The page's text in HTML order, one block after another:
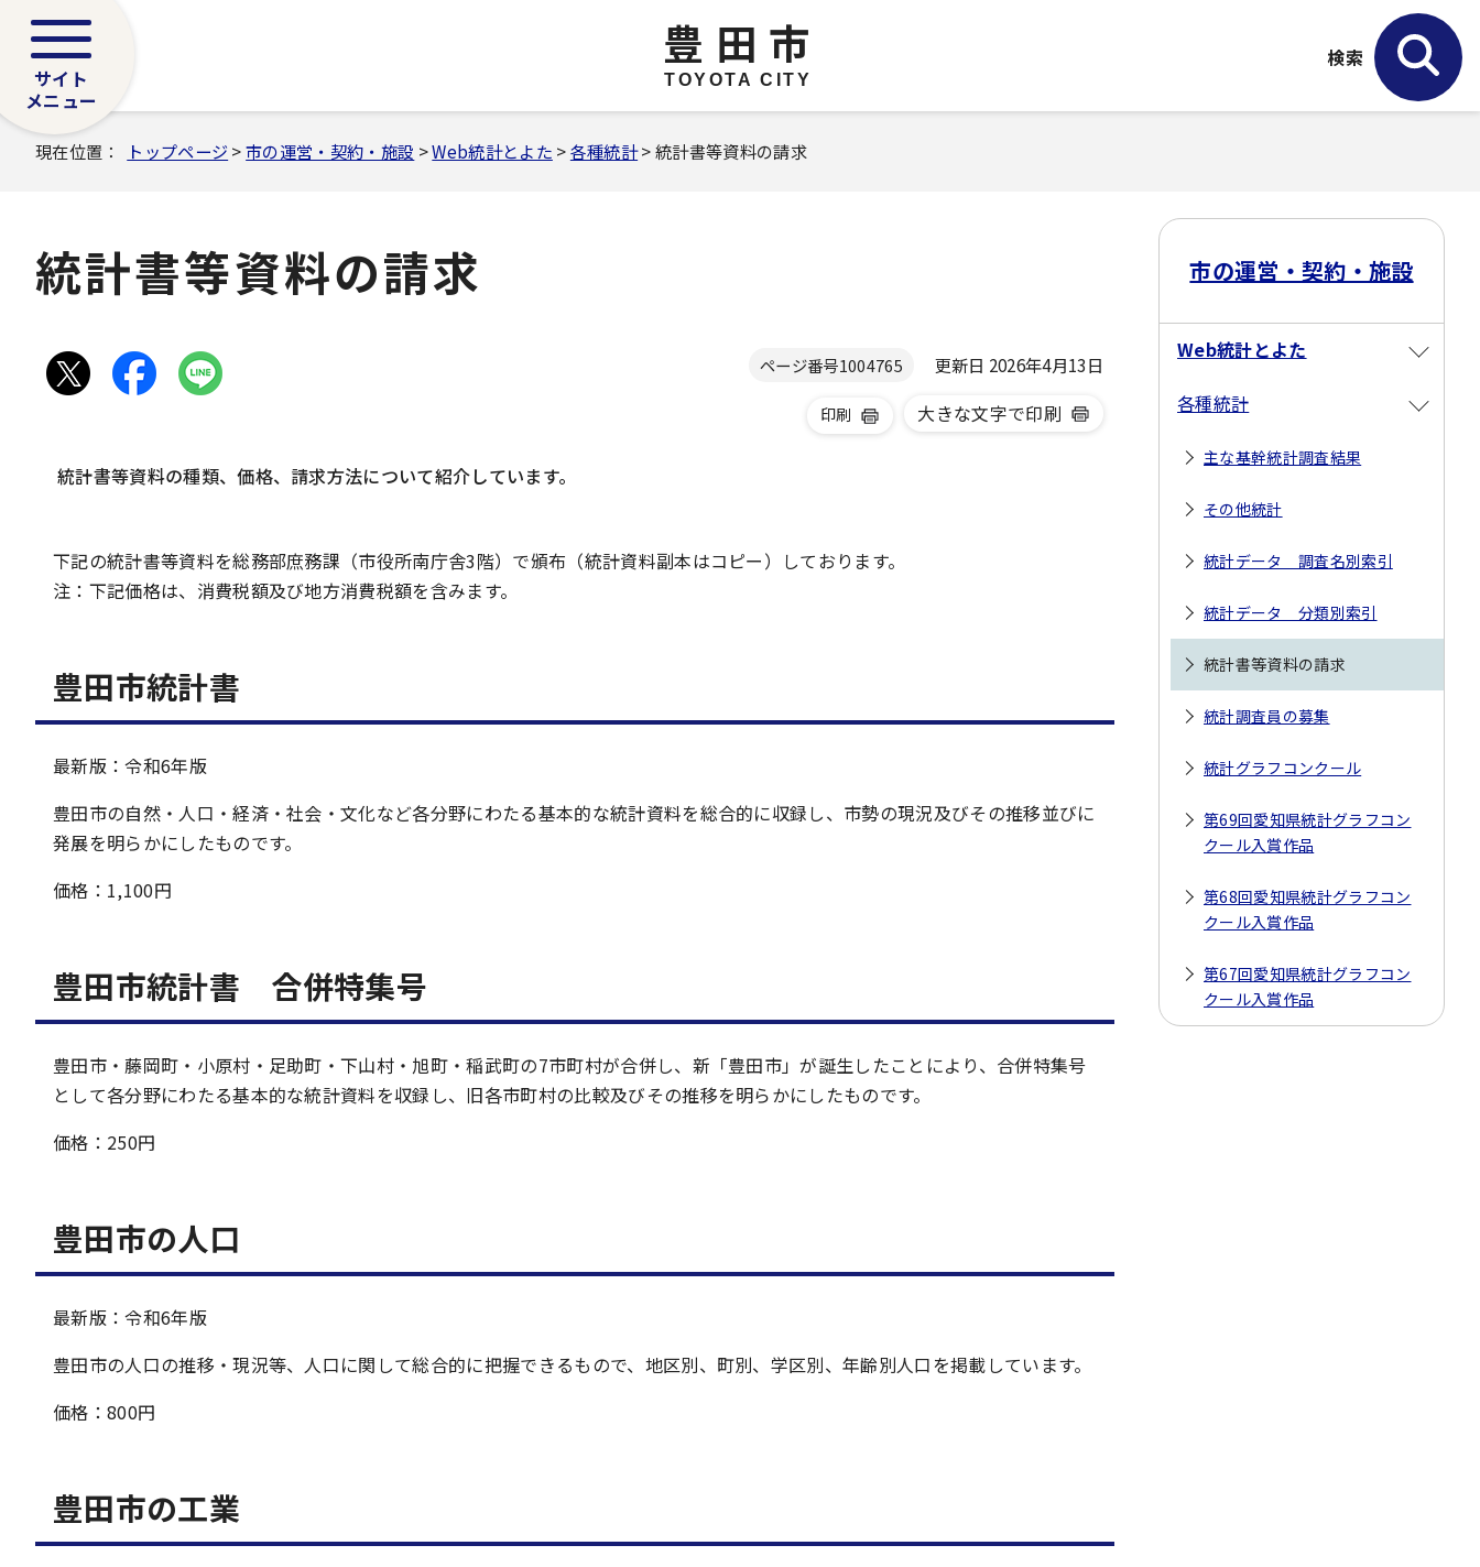
豊田市
TOYOTA CITY
サイト
メニュー
検索
現在位置： トップページ >市の運営・契約・施設 >Web統計とよた >各種統計> 統計書等資料の請求
統計書等資料の請求
ページ番号1004765 更新日 2026年4月13日
印刷 大きな文字で印刷
統計書等資料の種類、価格、請求方法について紹介しています。
下記の統計書等資料を総務部庶務課（市役所南庁舎3階）で頒布（統計資料副本はコピー）しております。
注：下記価格は、消費税額及び地方消費税額を含みます。
豊田市統計書
最新版：令和6年版
豊田市の自然・人口・経済・社会・文化など各分野にわたる基本的な統計資料を総合的に収録し、市勢の現況及びその推移並びに
発展を明らかにしたものです。
価格：1,100円
豊田市統計書 合併特集号
豊田市・藤岡町・小原村・足助町・下山村・旭町・稲武町の7市町村が合併し、新「豊田市」が誕生したことにより、合併特集号
として各分野にわたる基本的な統計資料を収録し、旧各市町村の比較及びその推移を明らかにしたものです。
価格：250円
豊田市の人口
最新版：令和6年版
豊田市の人口の推移・現況等、人口に関して総合的に把握できるもので、地区別、町別、学区別、年齢別人口を掲載しています。
価格：800円
豊田市の工業
市の運営・契約・施設
Web統計とよた
各種統計
主な基幹統計調査結果
その他統計
統計データ 調査名別索引
統計データ 分類別索引
統計書等資料の請求
統計調査員の募集
統計グラフコンクール
第69回愛知県統計グラフコン
クール入賞作品
第68回愛知県統計グラフコン
クール入賞作品
第67回愛知県統計グラフコン
クール入賞作品